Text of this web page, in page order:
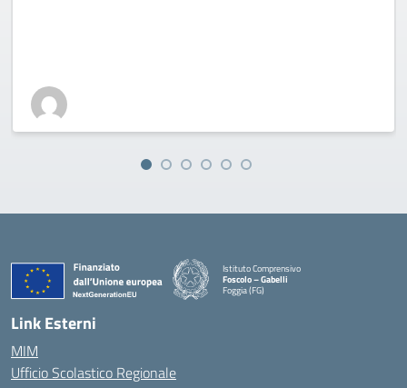
Istituto Comprensivo
Foscolo – Gabelli
Foggia (FG)
— Visita la pagina iniziale della scuola
Link Esterni
MIM
Ufficio Scolastico Regionale